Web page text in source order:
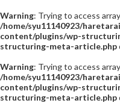
Warning: Trying to access
/home/syu11140923/
content/plugins/wp-
structuring-meta-article.php
Warning: Trying to access
/home/syu11140923/
content/plugins/wp-
structuring-meta-article.php